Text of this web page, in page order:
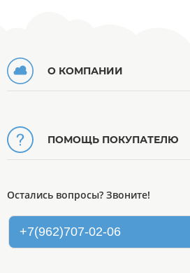
О КОМПАНИИ
ПОМОЩЬ ПОКУПАТЕЛЮ
Остались вопросы? Звоните!
+7(962)707-02-06